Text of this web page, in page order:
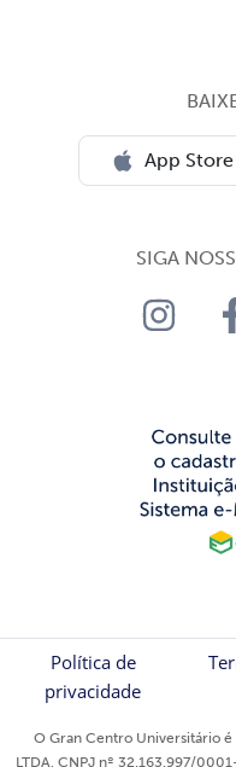
App Store
SIGA
Política de
privacidade
O Gran Centro Universitário
LTDA, CNPJ nº 32.163.997/